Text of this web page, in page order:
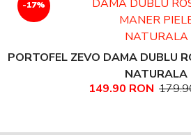
-17%
PORTOFEL ZEVO DAMA DUBLU
NATURALA
149.90 RON